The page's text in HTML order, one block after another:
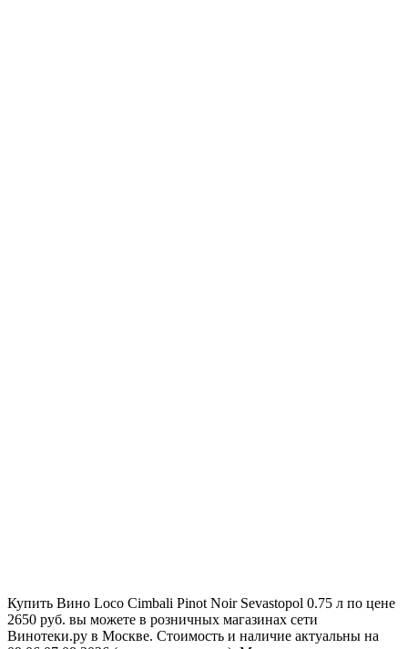
Купить Вино Loco Cimbali Pinot Noir Sevastopol 0.75 л по цене
2650 руб. вы можете в розничных магазинах сети
Винотеки.ру в Москве. Стоимость и наличие актуальны на